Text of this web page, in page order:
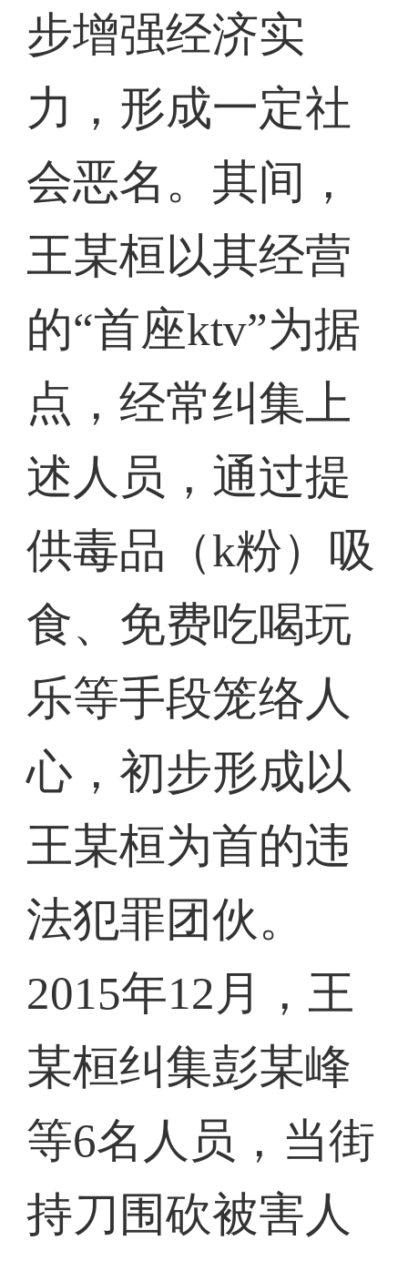
步增强经济实
力，形成一定社
会恶名。其间，
王某桓以其经营
的“首座ktv”为据
点，经常纠集上
述人员，通过提
供毒品（k粉）吸
食、免费吃喝玩
乐等手段笼络人
心，初步形成以
王某桓为首的违
法犯罪团伙。
2015年12月，王
某桓纠集彭某峰
等6名人员，当街
持刀围砍被害人